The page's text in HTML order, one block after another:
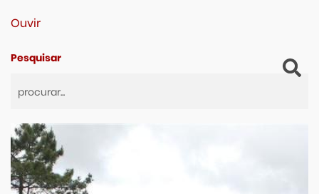
Ouvir
Pesquisar